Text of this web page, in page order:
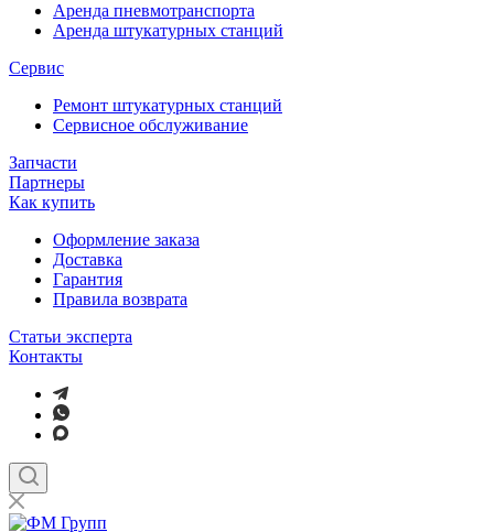
Аренда пневмотранспорта
Аренда штукатурных станций
Сервис
Ремонт штукатурных станций
Сервисное обслуживание
Запчасти
Партнеры
Как купить
Оформление заказа
Доставка
Гарантия
Правила возврата
Статьи эксперта
Контакты